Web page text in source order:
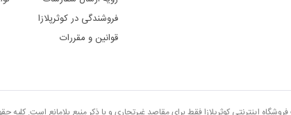
فروشندگی در کوثرپلازا
قوانین و مقررات
فروشگاه اینترنتی کوثرپلازا فقط برای مقاصد غیرتجاری و با ذکر منبع بلامانع است.